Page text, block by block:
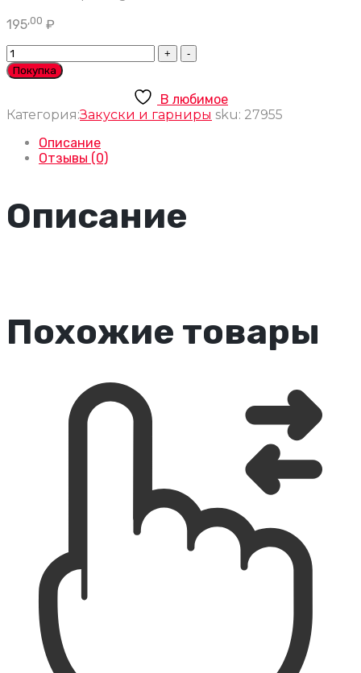
195,00 ₽
Картофель
фри
количество
Покупка
В любимое
Категория:Закуски и гарниры sku: 27955
Описание
Отзывы (0)
Описание
Похожие товары